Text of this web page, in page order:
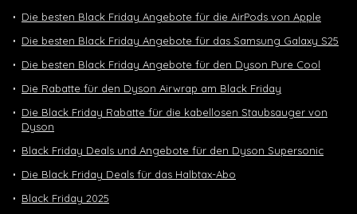
Die besten Black Friday Angebote für die AirPods von Apple
Die besten Black Friday Angebote für das Samsung Galaxy S25
Die besten Black Friday Angebote für den Dyson Pure Cool
Die Rabatte für den Dyson Airwrap am Black Friday
Die Black Friday Rabatte für die kabellosen Staubsauger von
Dyson
Black Friday Deals und Angebote für den Dyson Supersonic
Die Black Friday Deals für das Halbtax-Abo
Black Friday 2025